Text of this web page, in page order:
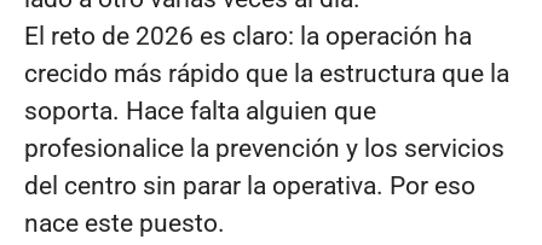
El reto de 2026 es claro: la operación ha
crecido más rápido que la estructura que la
soporta. Hace falta alguien que
profesionalice la prevención y los servicios
del centro sin parar la operativa. Por eso
nace este puesto.